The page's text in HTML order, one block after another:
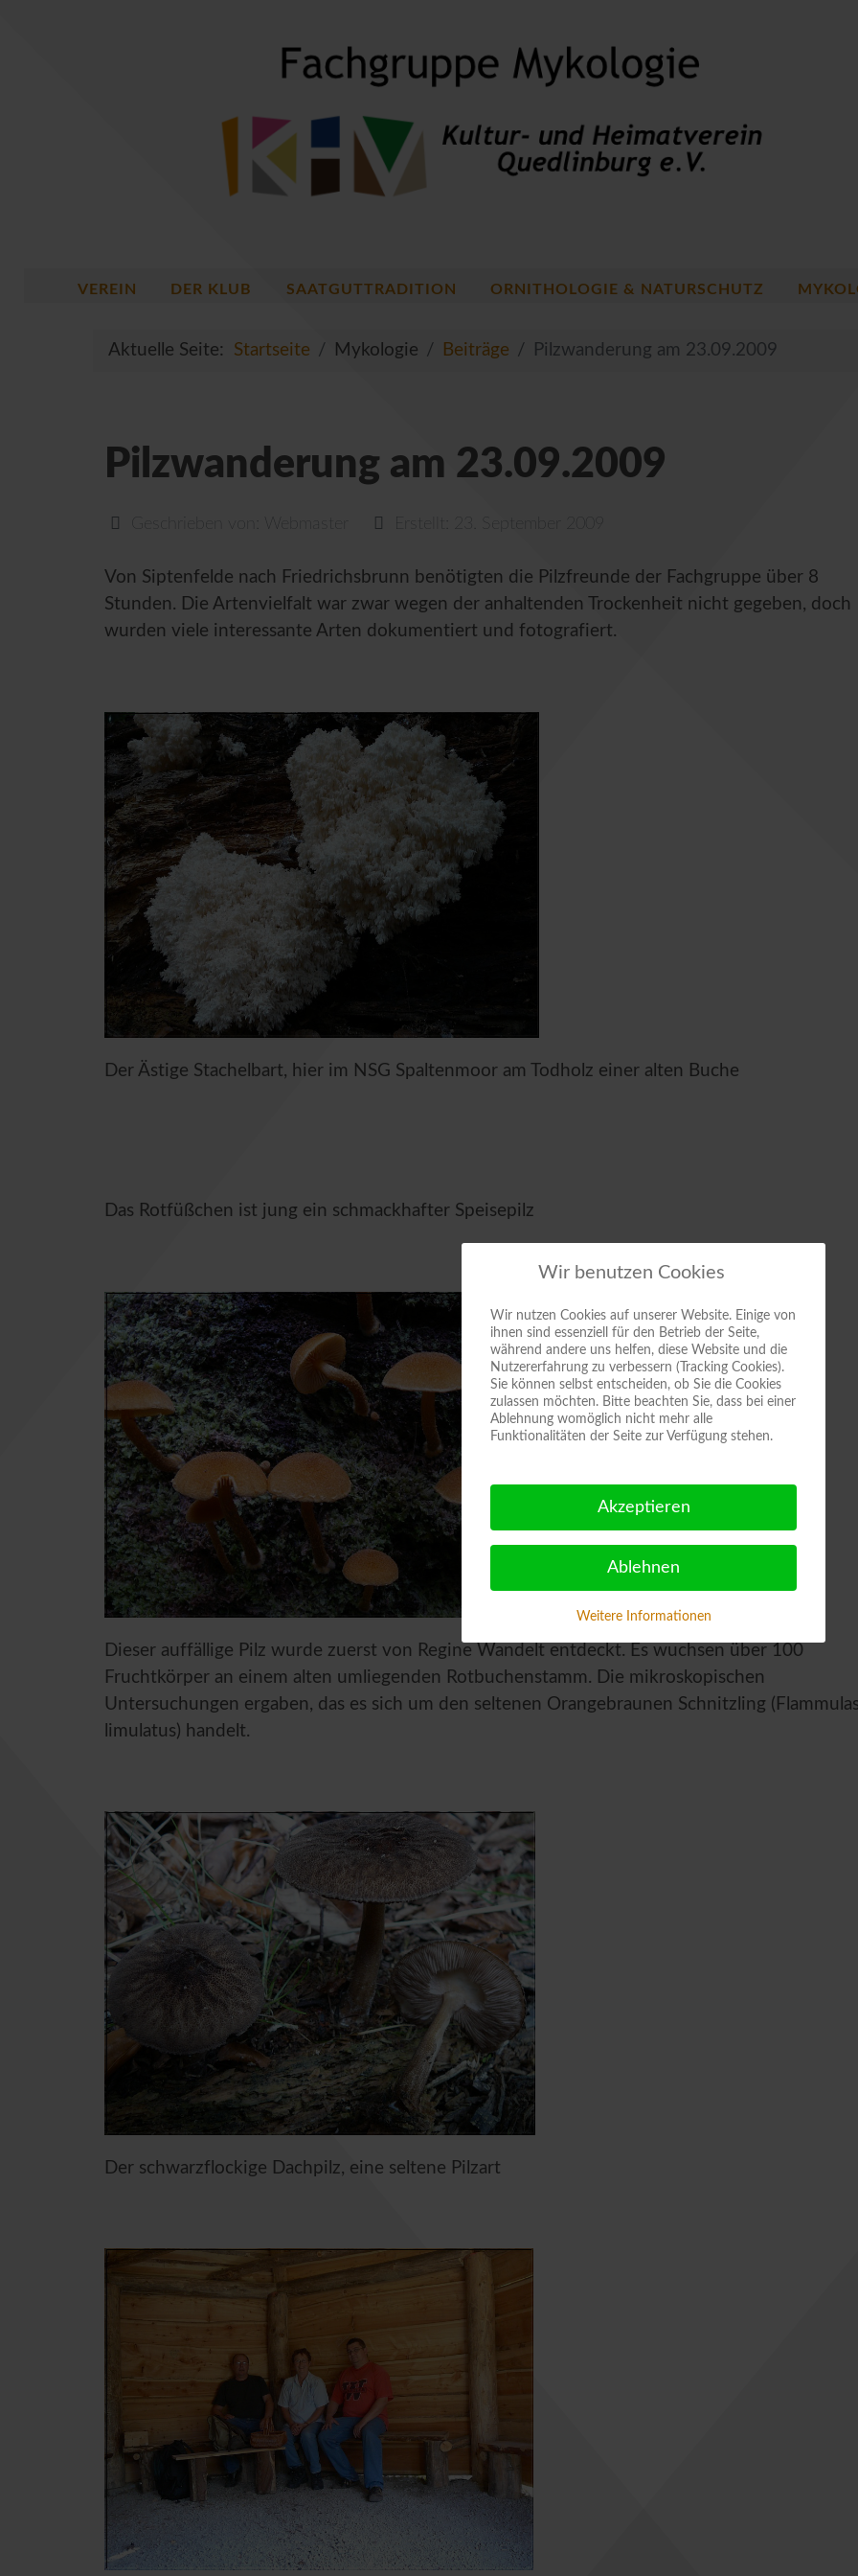
VEREIN DER KLUB SAATGUTTRADITION ORNITHOLOGIE & NATURSCHUTZ
Aktuelle Seite: Startseite Mykologie Beiträge Pilzwanderung am 23.09.2009
Pilzwanderung am 23.09.2009
Geschrieben von: Webmaster Erstellt: 23. September 2009
Von Siptenfelde nach Friedrichsbrunn benötigten die Pilzfreunde der Fachgruppe über 8
Stunden. Die Artenvielfalt war zwar wegen der anhaltenden Trockenheit nicht gegeben, doch
wurden viele interessante Arten dokumentiert und fotografiert.
Der Ästige Stachelbart, hier im NSG Spaltenmoor am Todholz einer alten Buche
Das Rotfüßchen ist jung ein schmackhafter Speisepilz
Dieser auffällige Pilz wurde zuerst von Regine Wandelt entdeckt. Es wuchsen über 100
Fruchtkörper an einem alten umliegenden Rotbuchenstamm. Die mikroskopischen
Untersuchungen ergaben, das es sich um den seltenen Orangebraunen Schnitzling
limulatus) handelt.
Der schwarzflockige Dachpilz, eine seltene Pilzart
Wir benutzen Cookies
Wir nutzen Cookies auf unserer Website. Einige von
ihnen sind essenziell für den Betrieb der Seite,
während andere uns helfen, diese Website und die
Nutzererfahrung zu verbessern (Tracking Cookies).
Sie können selbst entscheiden, ob Sie die Cookies
zulassen möchten. Bitte beachten Sie, dass bei einer
Ablehnung womöglich nicht mehr alle
Funktionalitäten der Seite zur Verfügung stehen.
Akzeptieren
Ablehnen
Weitere Informationen